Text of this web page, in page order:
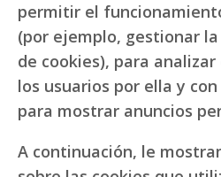
permitir el
(por ejemplo, gestionar
de cookies), para
los usuarios por ella y
para mostrar anuncios
A continuación, le